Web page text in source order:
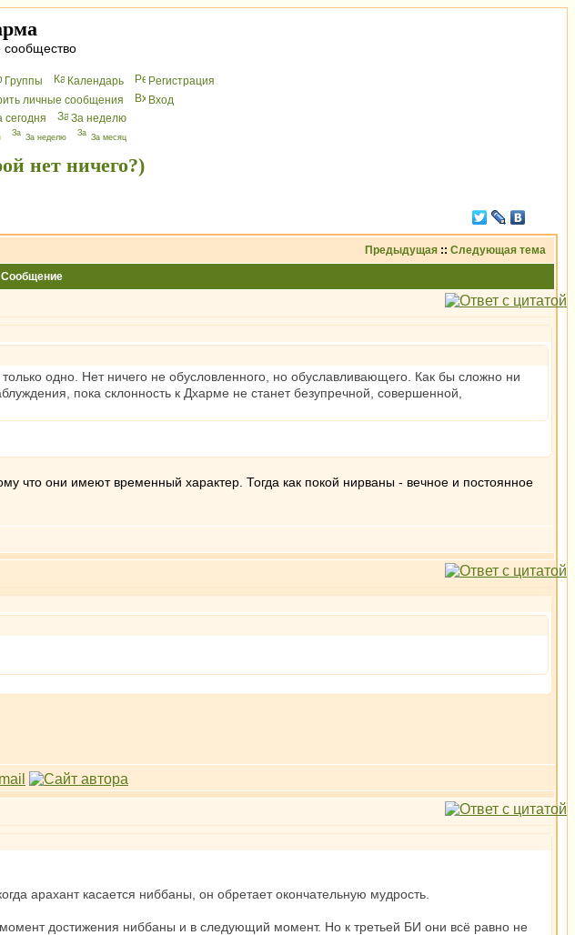
сообщество
Группы Календарь
Peгиcтрaция
личные сообщения
Вхoд
сегодня За неделю
За неделю За месяц
нет ничего?)
Предыдущая :: Следующая тема
Сообщение
одно. Нет ничего не обусловленного, но обуславливающего. Как бы сложно ни
пока склонность к Дхарме не станет безупречной, совершенной,
что они имеют временный характер. Тогда как покой нирваны - вечное и постоянное
арахант касается ниббаны, он обретает окончательную мудрость.
достижения ниббаны и в следующий момент. Но к третьей БИ они всё равно не